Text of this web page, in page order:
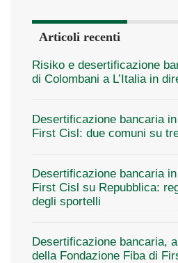
Articoli recenti
Risiko e desertificazione
di Colombani a L’Italia in
Desertificazione bancaria
First Cisl: due comuni su
Desertificazione bancaria
First Cisl su Repubblica:
degli sportelli
Desertificazione bancaria,
della Fondazione Fiba di